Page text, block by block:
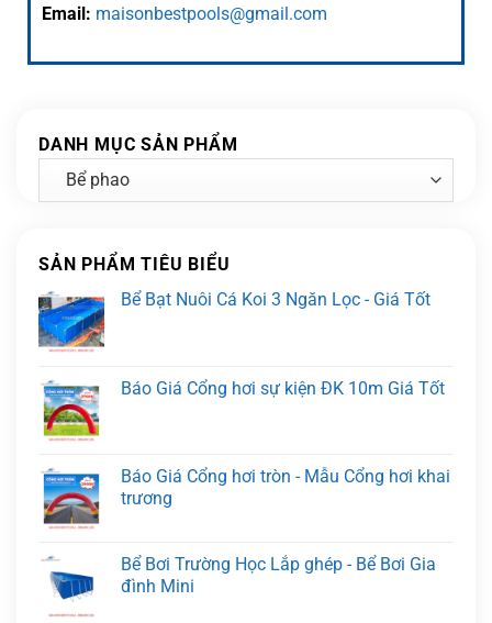
Email: maisonbestpools@gmail.com
DANH MỤC SẢN PHẨM
SẢN PHẨM TIÊU BIỂU
Bể Bạt Nuôi Cá Koi 3 Ngăn Lọc - Giá Tốt
Báo Giá Cổng hơi sự kiện ĐK 10m Giá Tốt
Báo Giá Cổng hơi tròn - Mẫu Cổng hơi khai
trương
Bể Bơi Trường Học Lắp ghép - Bể Bơi Gia
đình Mini